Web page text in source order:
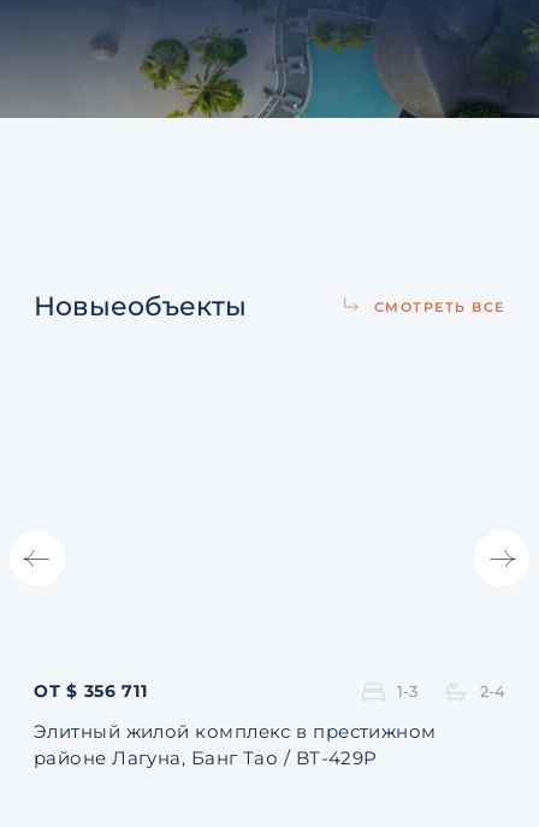
Новыеобъекты СМОТРЕТЬ ВСЕ
ОТ $ 356 711 1-3 2-4
Элитный жилой комплекс в престижном
районе Лагуна, Банг Тао / BT-429P